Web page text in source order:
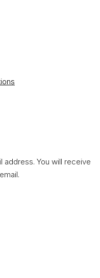
address. You will receive